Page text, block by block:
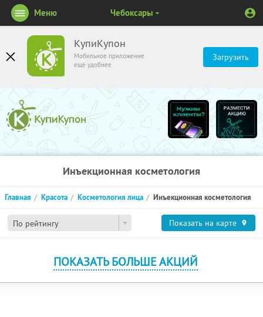
КупиКупон
Мобильное приложение
ещё удобнее
Загрузить
Меню Чебоксары
Инъекционная косметология
По рейтингу
Главная Красота Косметология лица Инъекционная косметология
Показать на карте
ПОКАЗАТЬ БОЛЬШЕ АКЦИЙ